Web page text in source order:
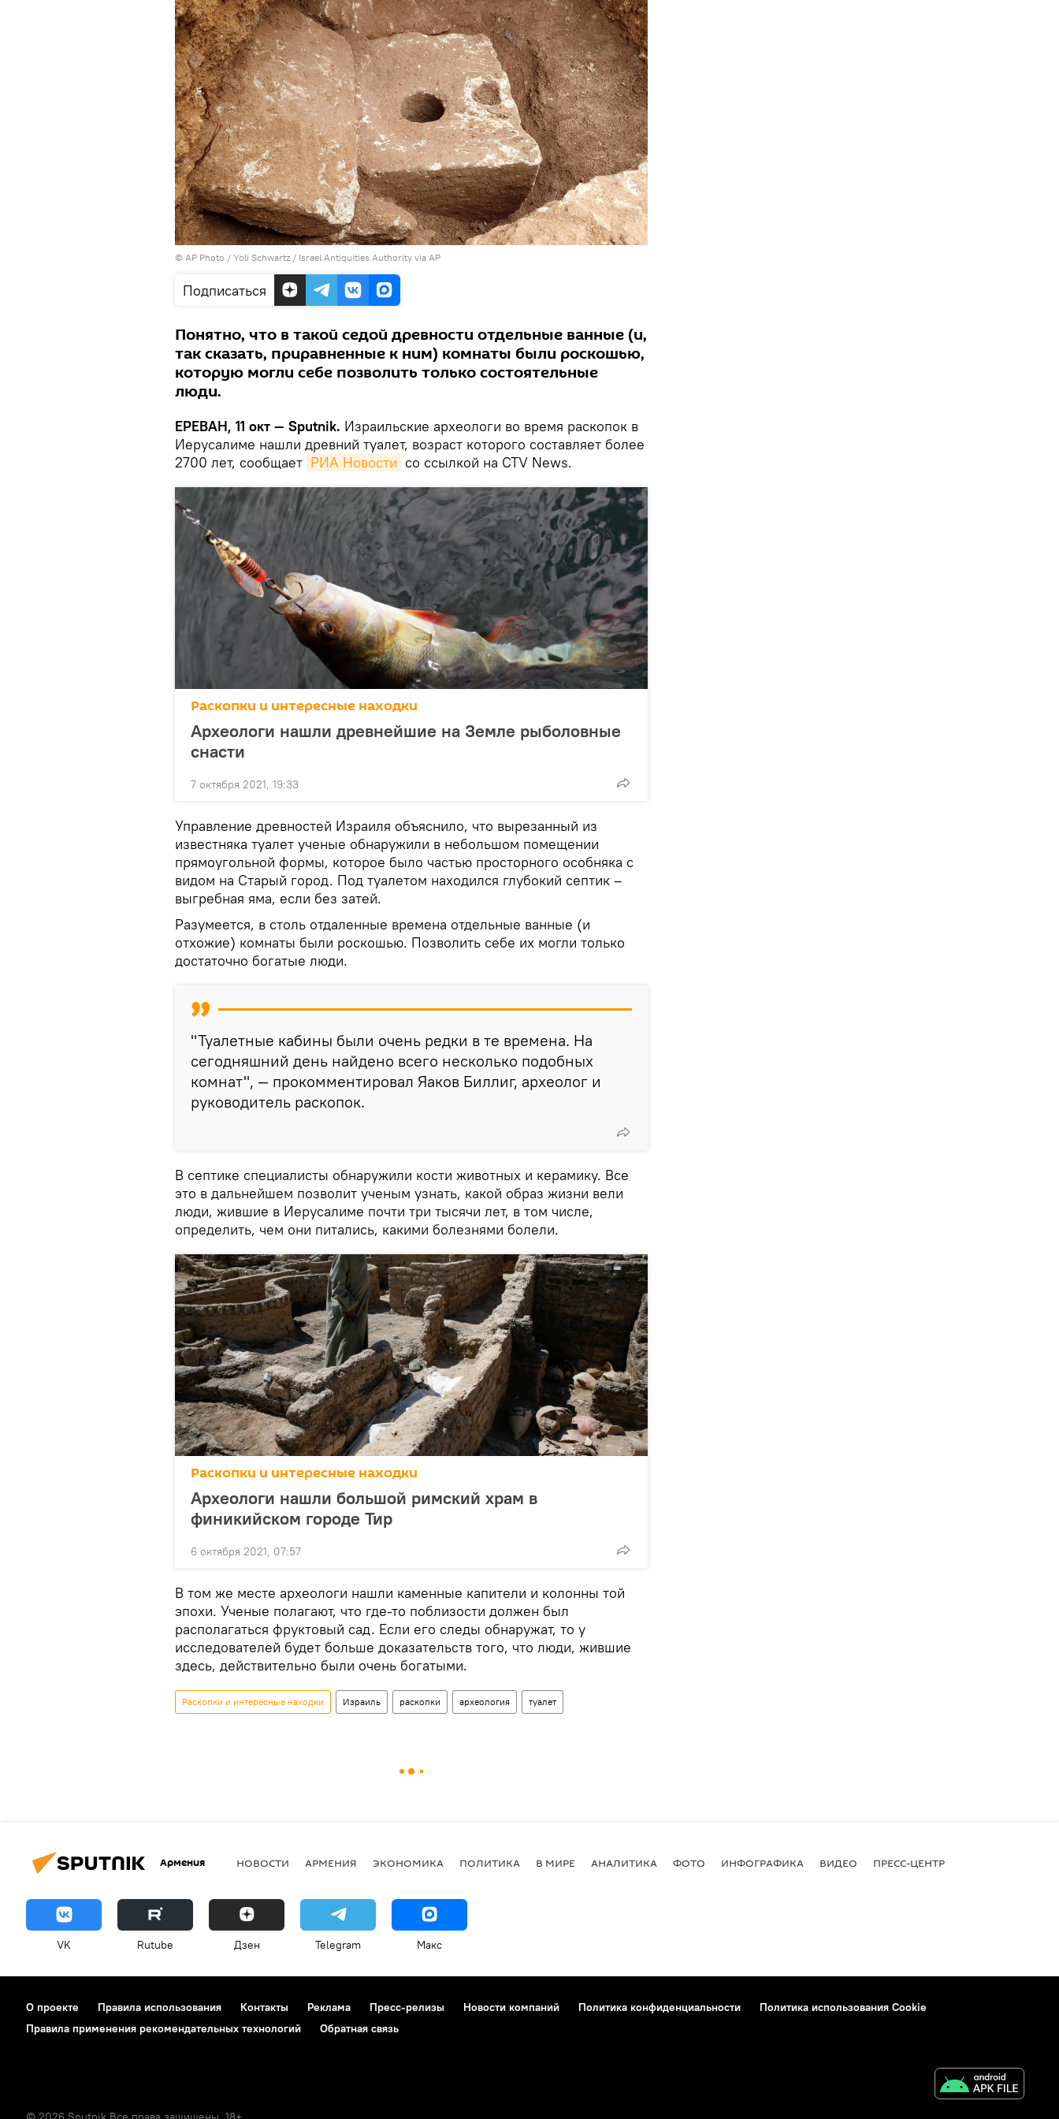
© AP Photo / Yoli Schwartz / Israel Antiquities Authority via AP
Подписаться
Понятно, что в такой седой древности отдельные ванные (и,
так сказать, приравненные к ним) комнаты были роскошью,
которую могли себе позволить только состоятельные
люди.
ЕРЕВАН, 11 окт — Sputnik. Израильские археологи во время раскопок в
Иерусалиме нашли древний туалет, возраст которого составляет более
2700 лет, сообщает РИА Новости со ссылкой на CTV News.
Раскопки и интересные находки
Археологи нашли древнейшие на Земле рыболовные
снасти
7 октября 2021, 19:33
Управление древностей Израиля объяснило, что вырезанный из
известняка туалет ученые обнаружили в небольшом помещении
прямоугольной формы, которое было частью просторного особняка с
видом на Старый город. Под туалетом находился глубокий септик –
выгребная яма, если без затей.
Разумеется, в столь отдаленные времена отдельные ванные (и
отхожие) комнаты были роскошью. Позволить себе их могли только
достаточно богатые люди.
"Туалетные кабины были очень редки в те времена. На
сегодняшний день найдено всего несколько подобных
комнат", — прокомментировал Яаков Биллиг, археолог и
руководитель раскопок.
В септике специалисты обнаружили кости животных и керамику. Все
это в дальнейшем позволит ученым узнать, какой образ жизни вели
люди, жившие в Иерусалиме почти три тысячи лет, в том числе,
определить, чем они питались, какими болезнями болели.
Раскопки и интересные находки
Археологи нашли большой римский храм в
финикийском городе Тир
6 октября 2021, 07:57
В том же месте археологи нашли каменные капители и колонны той
эпохи. Ученые полагают, что где-то поблизости должен был
располагаться фруктовый сад. Если его следы обнаружат, то у
исследователей будет больше доказательств того, что люди, жившие
здесь, действительно были очень богатыми.
Раскопки и интересные находки Израиль раскопки археология туалет
Армения НОВОСТИ АРМЕНИЯ ЭКОНОМИКА ПОЛИТИКА В МИРЕ АНАЛИТИКА ФОТО ИНФОГРАФИКА ВИДЕО ПРЕСС-ЦЕНТР
VK Rutube Дзен Telegram Макс
О проекте Правила использования Контакты Реклама Пресс-релизы Новости компаний Политика конфиденциальности
Политика использования Cookie
Правила применения рекомендательных технологий
Обратная связь